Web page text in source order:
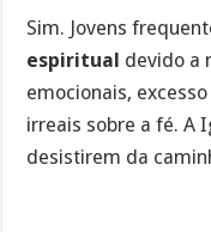
Sim. Jovens
espiritual devido a
emocionais,
irreais sobre a fé. A
desistirem da